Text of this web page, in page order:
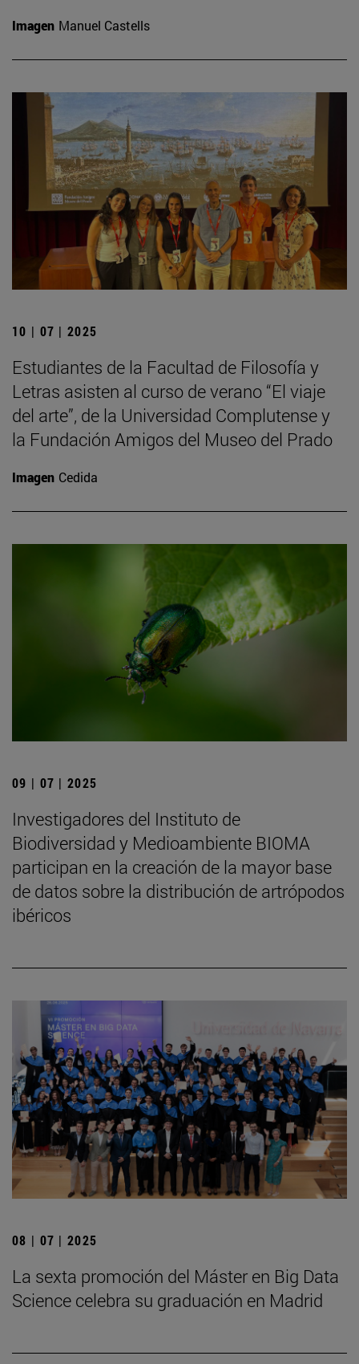
Imagen Manuel Castells
10 | 07 | 2025
Estudiantes de la Facultad de Filosofía y
Letras asisten al curso de verano “El viaje
del arte”, de la Universidad Complutense y
la Fundación Amigos del Museo del Prado
Imagen Cedida
09 | 07 | 2025
Investigadores del Instituto de
Biodiversidad y Medioambiente BIOMA
participan en la creación de la mayor base
de datos sobre la distribución de artrópodos
ibéricos
08 | 07 | 2025
La sexta promoción del Máster en Big Data
Science celebra su graduación en Madrid